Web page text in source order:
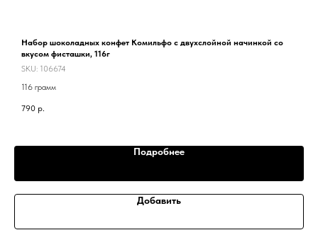
Набор шоколадных конфет Комильфо с двухслойной начинкой со
вкусом фисташки, 116г
SKU: 106674
116 грамм
790 р.
Подробнее
Добавить